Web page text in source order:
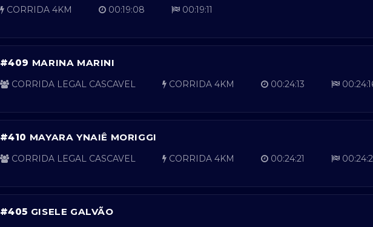
CORRIDA 4KM 00:19:08 00:19:11
#409 MARINA MARINI
CORRIDA LEGAL CASCAVEL CORRIDA 4KM 00:24:13
#410 MAYARA YNAIÊ MORIGGI
CORRIDA LEGAL CASCAVEL CORRIDA 4KM 00:24:21
#405 GISELE GALVÃO